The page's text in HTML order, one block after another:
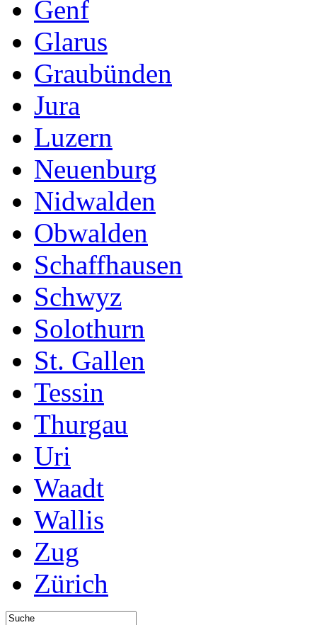
Genf
Glarus
Graubünden
Jura
Luzern
Neuenburg
Nidwalden
Obwalden
Schaffhausen
Schwyz
Solothurn
St. Gallen
Tessin
Thurgau
Uri
Waadt
Wallis
Zug
Zürich